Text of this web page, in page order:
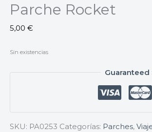
Parche Rocket
5,00 €
Sin existencias
SKU: PA0253 Categorías: Parches,